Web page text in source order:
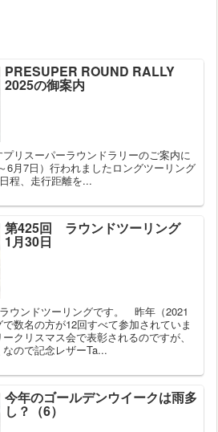
PRESUPER ROUND RALLY
2025の御案内
リスーパーラウンドラリーのご案内に
6月7日）行われましたロングツーリング
程、走行距離を...
第425回 ラウンドツーリング
1月30日
ウンドツーリングです。 昨年（2021
数名の方が12回すべて参加されていま
クリスマス会で表彰されるのですが、
ので記念レザーTa...
今年のゴールデンウイークは雨多
し？（6）